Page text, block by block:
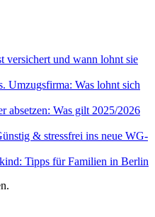
versichert und wann lohnt sie
Umzugsfirma: Was lohnt sich
absetzen: Was gilt 2025/2026
& stressfrei ins neue WG-
Tipps für Familien in Berlin